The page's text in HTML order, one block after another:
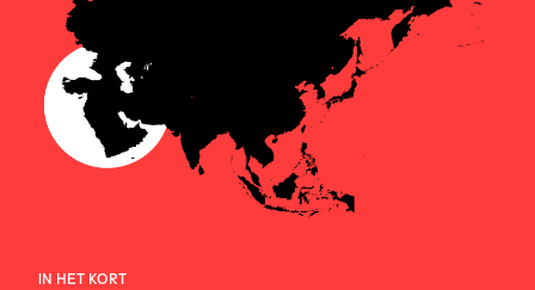
IN HET KORT